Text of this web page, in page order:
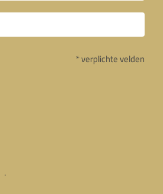
* verplichte velden
.